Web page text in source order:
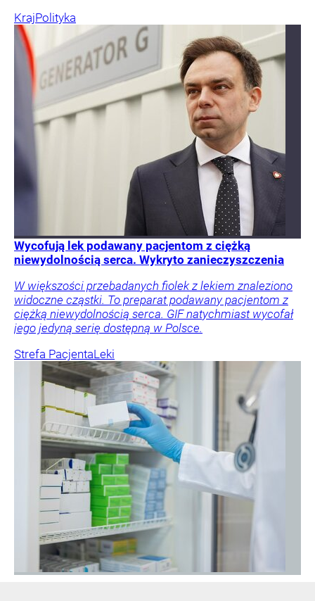
KrajPolityka
Wycofują lek podawany pacjentom z ciężką
niewydolnością serca. Wykryto zanieczyszczenia
W większości przebadanych fiolek z lekiem znaleziono
widoczne cząstki. To preparat podawany pacjentom z
ciężką niewydolnością serca. GIF natychmiast wycofał
jego jedyną serię dostępną w Polsce.
Strefa PacjentaLeki